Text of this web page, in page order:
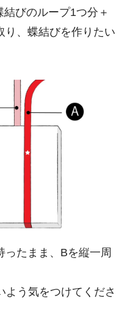
びのループ1つ分＋
り、蝶結びを作りたい
たまま、Bを縦一周
う気をつけてくださ